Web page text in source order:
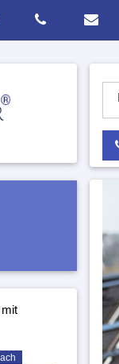
56745 BELL -